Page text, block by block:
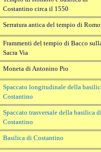
Costantino circa il 1550
Serratura antica del tempio di
Frammenti del tempio di Bacco
Sacra Via
Moneta di Antonino Pio
Spaccato longitudinale della
Costantino
Spaccato trasversale della basilica
Costantino
Basilica di Costantino